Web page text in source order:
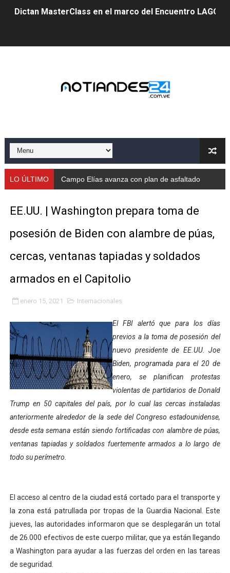
Dictan MasterClass en el marco del Encuentro LAGO
Gobernador Arnaldo Sánchez apadrina a más de 993
Mérida fortalece su reserva deportiva de cara a
Gobernación de Mérida instalará mesa de trabajo con
Fundecem ofrece taller de bordado en punto de cruz
Gobierno bolivariano avanza en la transformación del
Gobernación de Mérida fortalece el desarrollo
Corposalud inició talleres para aspirantes al curso de
Fortalecen formación académica de médicos en
Fortaleciendo la economía comunal en El Vigía con
Campo Elías consolida plan de bacheo en el sector La
Fundecem inició con éxito el taller vacacional de
Plan Vacacional "Venezuela Ríe 2026" brinda
Iniciación al yoga reúne a diversos clubes deportivos
Mincomunas impulsa el autogobierno en Mérida con
Expertos inspeccionan espacios del OAN para la
LO ÚLTIMO Campo Elías avanza con plan de asfaltado
EE.UU. | Washington prepara toma de
posesión de Biden con alambre de púas,
cercas, ventanas tapiadas y soldados
armados en el Capitolio
enero 15, 2021 Internacionales
El FBI alertó que para los días
previos a la toma de posesión del
nuevo presidente de EE.UU. Joe
Biden, programada para el 20 de
enero, se planifican protestas
violentas de partidarios de Donald
Trump en 50 capitales del país, por lo cual las cercas instaladas
anteriormente alrededor de la sede del Congreso estadounidense,
desde esta semana están siendo fortificadas con alambre de púas,
ventanas tapiadas y soldados fuertemente armados a lo largo de
todo su perímetro.
El acceso al centro de la ciudad está cortado para el transporte y
la zona está patrullada por tropas de la Guardia Nacional. Este
jueves, las autoridades informaron que se desplegarán un total
de 26.000 efectivos de este cuerpo militar, que ya están llegando
a Washington para ayudar a las fuerzas del orden en las tareas
de seguridad.